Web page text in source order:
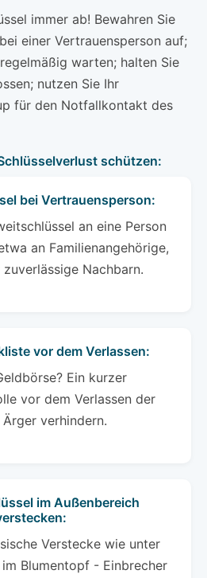
immer ab! Bewahren Sie
einer Vertrauensperson auf;
warten; halten Sie
nutzen Sie Ihr
für den Notfallkontakt des
schützen:
bei Vertrauensperson:
an eine Person
an Familienangehörige,
Nachbarn.
vor dem Verlassen:
Ein kurzer
vor dem Verlassen der
verhindern.
im Außenbereich
Verstecke wie unter
Blumentopf - Einbrecher